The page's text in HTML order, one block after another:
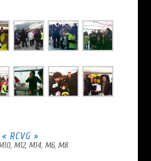
RCVG »
, M12, M14, M6, M8